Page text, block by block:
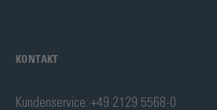
KONTAKT
Kundenservice: +49 2129 5568-0